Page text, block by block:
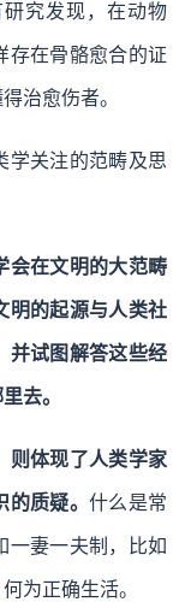
究发现，在动物
存在骨骼愈合的证
治愈伤者。
学关注的范畴及思
会在文明的大范畴
明的起源与人类社
并试图解答这些经
去。
则体现了人类学家
质疑。 什么是常
一妻一夫制，比如
为正确生活。